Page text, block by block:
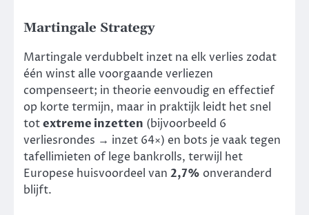
Martingale Strategy
Martingale verdubbelt inzet na elk verlies zodat
één winst alle voorgaande verliezen
compenseert; in theorie eenvoudig en effectief
op korte termijn, maar in praktijk leidt het snel
totextreme inzetten (bijvoorbeeld 6
verliesrondes → inzet 64×) en bots je vaak tegen
tafellimieten of lege bankrolls, terwijl het
Europese huisvoordeel van 2,7% onveranderd
blijft.